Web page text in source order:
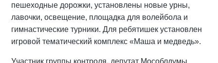
пешеходные дорожки, установлены новые урны,
лавочки, освещение, площадка для волейбола и
гимнастические турники. Для ребятишек установлен
игровой тематический комплекс «Маша и медведь».
Участник группы контроля, депутат Мособлдумы